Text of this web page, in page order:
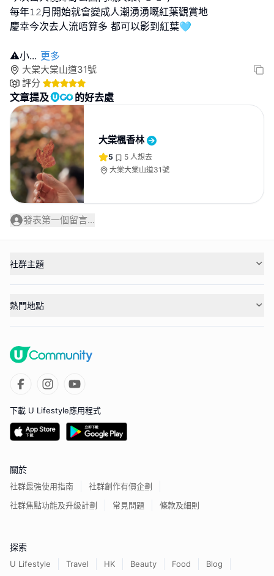
每年𝟷𝟸月開始就會變成人潮湧湧嘅紅葉觀賞地
慶幸今次去人流唔算多 都可以影到紅葉🩵
⚠️小... 更多
大棠大棠山道31號
評分
文章提及 的好去處
大棠楓香林
5 5 人想去
大棠大棠山道31號
發表第一個留言...
社群主題
熱門地點
下載 U Lifestyle應用程式
關於
社群最強使用指南
社群創作有價企劃
社群焦點功能及升級計劃
常見問題 條款及細則
探索
U Lifestyle Travel HK Beauty Food Blog